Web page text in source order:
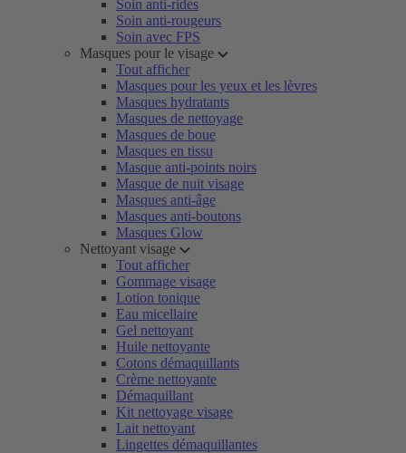
Soin anti-rides
Soin anti-rougeurs
Soin avec FPS
Masques pour le visage
Tout afficher
Masques pour les yeux et les lèvres
Masques hydratants
Masques de nettoyage
Masques de boue
Masques en tissu
Masque anti-points noirs
Masque de nuit visage
Masques anti-âge
Masques anti-boutons
Masques Glow
Nettoyant visage
Tout afficher
Gommage visage
Lotion tonique
Eau micellaire
Gel nettoyant
Huile nettoyante
Cotons démaquillants
Crème nettoyante
Démaquillant
Kit nettoyage visage
Lait nettoyant
Lingettes démaquillantes